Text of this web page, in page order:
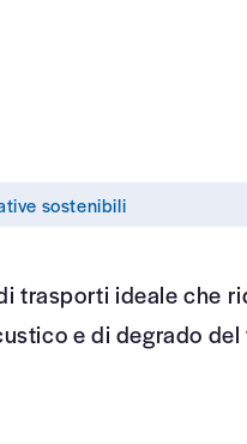
sostenibili
trasporti ideale che
e di degrado